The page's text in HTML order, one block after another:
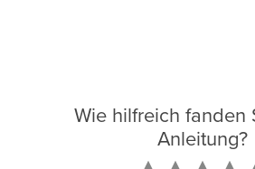
Wie hilfreich fanden
Anleitung?